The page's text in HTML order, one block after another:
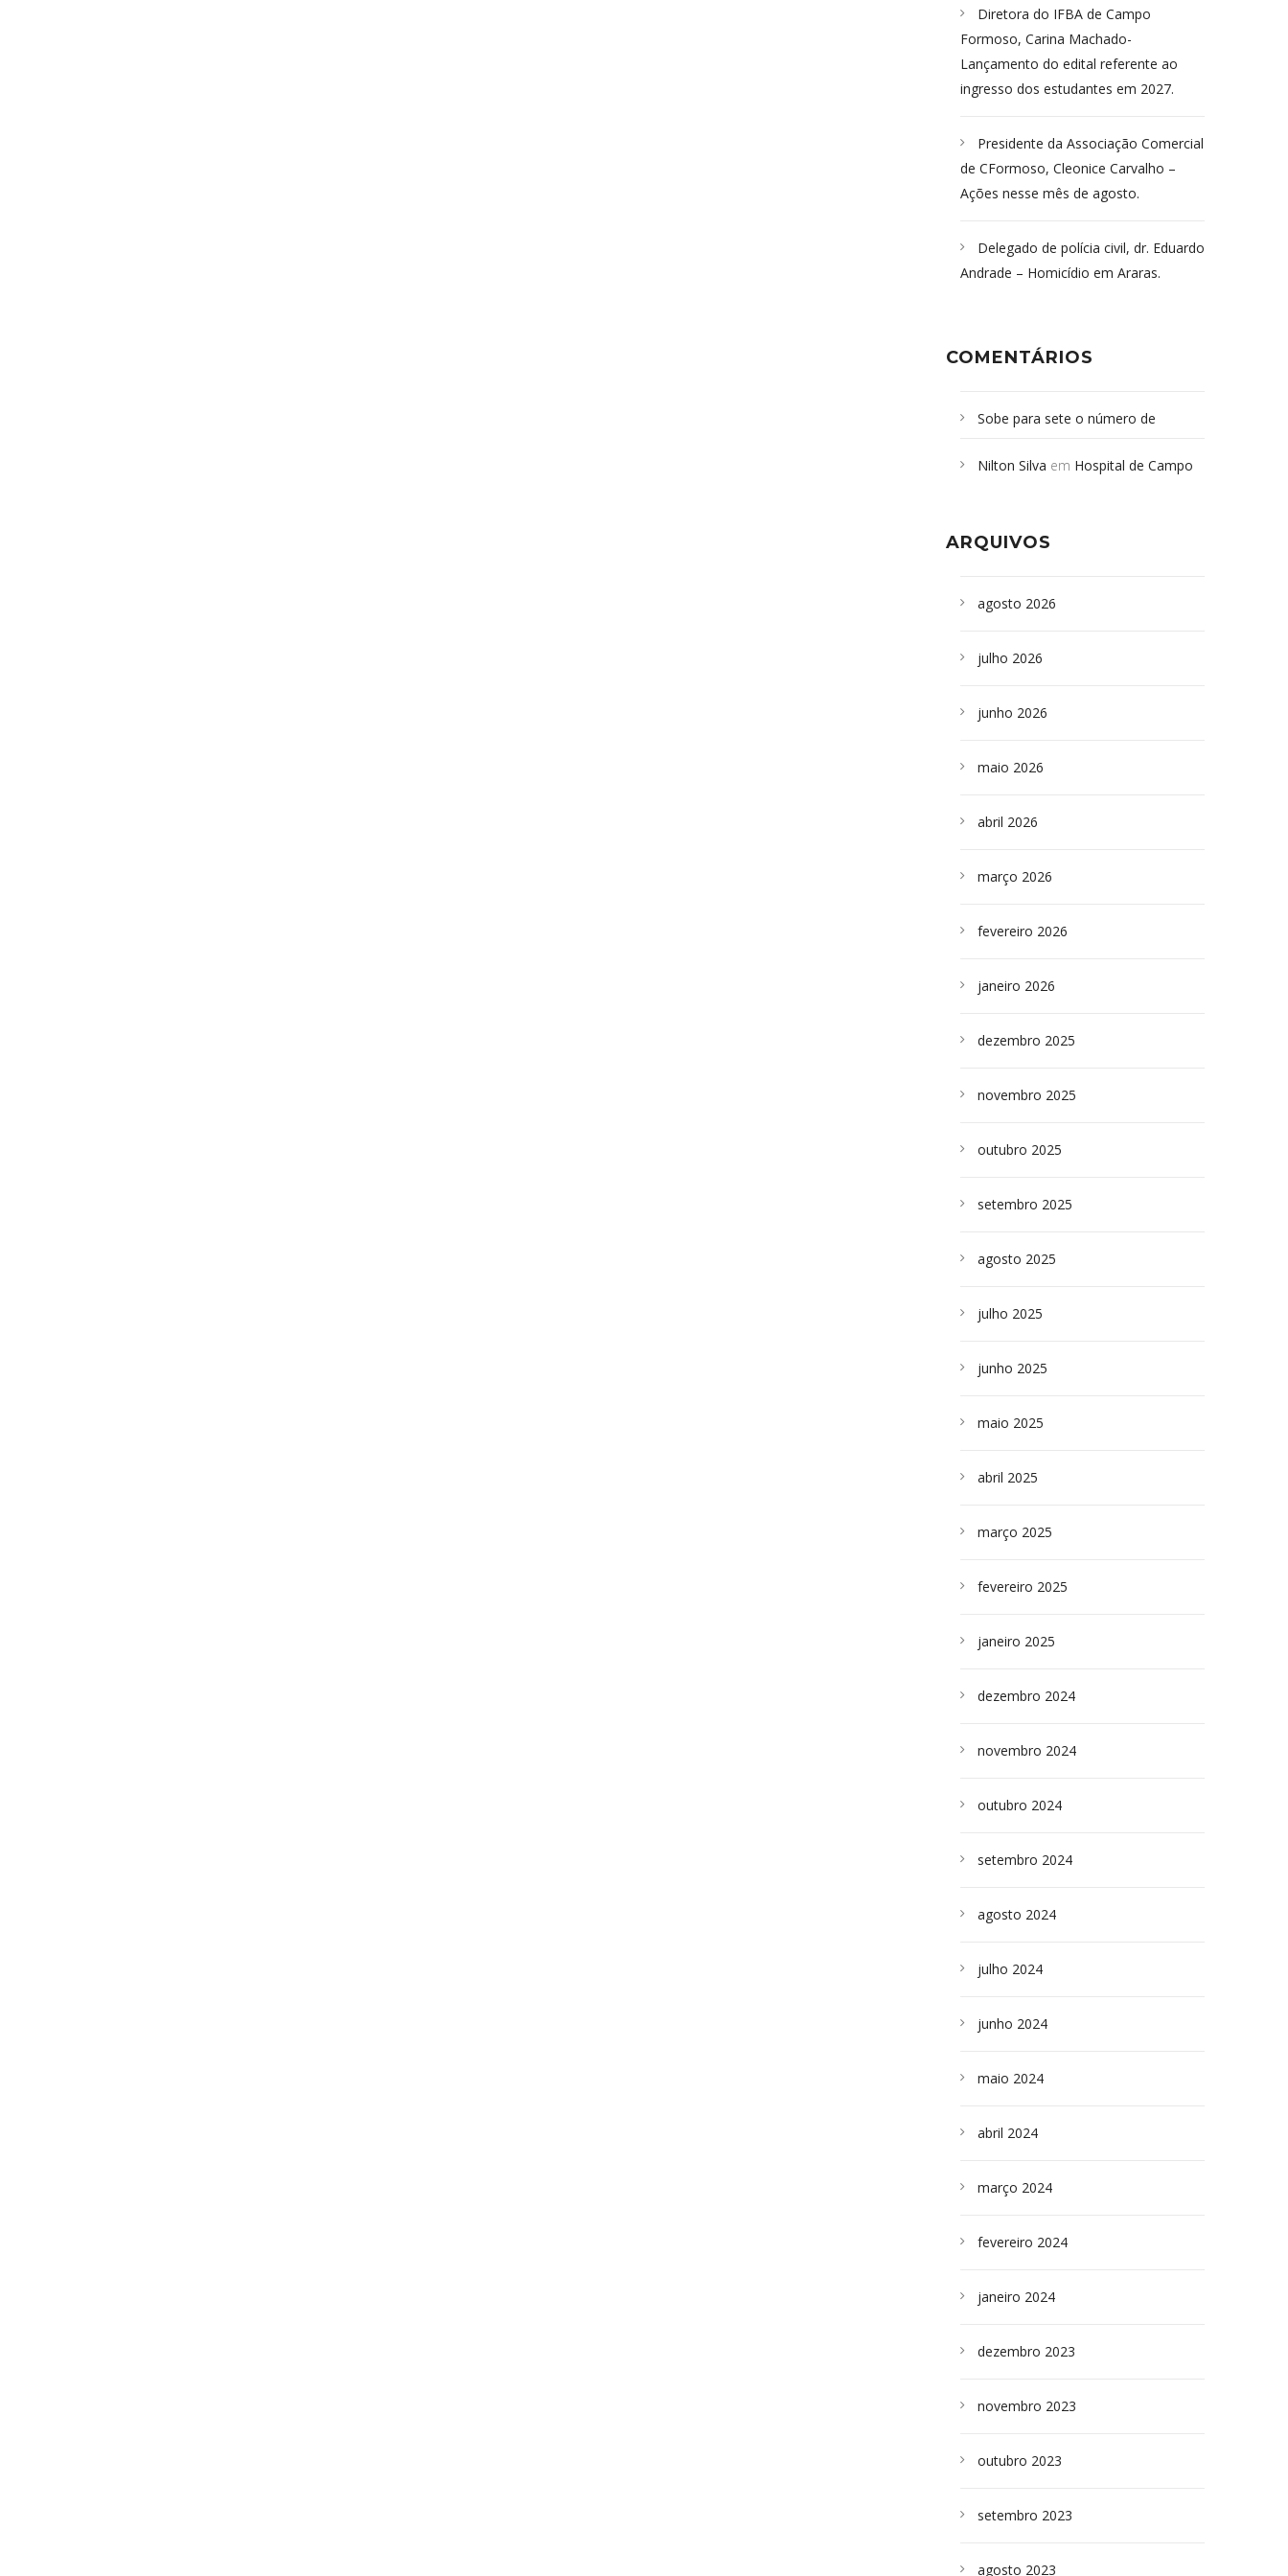
Diretora do IFBA de Campo
Formoso, Carina Machado-
Lançamento do edital referente ao
ingresso dos estudantes em 2027.
Presidente da Associação Comercial
de CFormoso, Cleonice Carvalho –
Ações nesse mês de agosto.
Delegado de polícia civil, dr. Eduardo
Andrade – Homicídio em Araras.
COMENTÁRIOS
Sobe para sete o número de
desabamento em São Paulo - Revista
sepultados em SP
Nilton Silva em Hospital de Campo
ARQUIVOS
agosto 2026
julho 2026
junho 2026
maio 2026
abril 2026
março 2026
fevereiro 2026
janeiro 2026
dezembro 2025
novembro 2025
outubro 2025
setembro 2025
agosto 2025
julho 2025
junho 2025
maio 2025
abril 2025
março 2025
fevereiro 2025
janeiro 2025
dezembro 2024
novembro 2024
outubro 2024
setembro 2024
agosto 2024
julho 2024
junho 2024
maio 2024
abril 2024
março 2024
fevereiro 2024
janeiro 2024
dezembro 2023
novembro 2023
outubro 2023
setembro 2023
agosto 2023